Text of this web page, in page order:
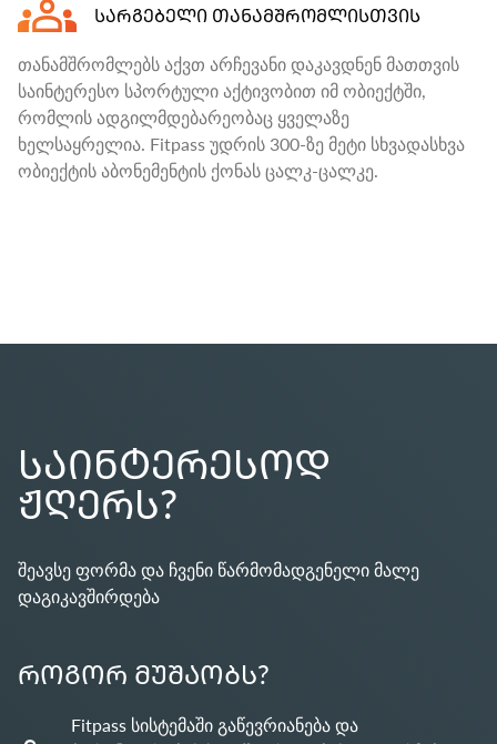
ᲡᲐᲠᲒᲔᲑᲔᲚᲘ ᲗᲐᲜᲐᲛᲨᲠᲝᲛᲚᲘᲡᲗᲕᲘᲡ
თანამშრომლებს აქვთ არჩევანი დაკავდნენ მათთვის
საინტერესო სპორტული აქტივობით იმ ობიექტში,
რომლის ადგილმდებარეობაც ყველაზე
ხელსაყრელია. Fitpass უდრის 300-ზე მეტი სხვადასხვა
ობიექტის აბონემენტის ქონას ცალკ-ცალკე.
ᲡᲐᲘᲜᲢᲔᲠᲔᲡᲝᲓ
ᲟᲦᲔᲠᲡ?
შეავსე ფორმა და ჩვენი წარმომადგენელი მალე
დაგიკავშირდება
ᲠᲝᲒᲝᲠ ᲛᲣᲨᲐᲝᲑᲡ?
Fitpass სისტემაში გაწევრიანება და